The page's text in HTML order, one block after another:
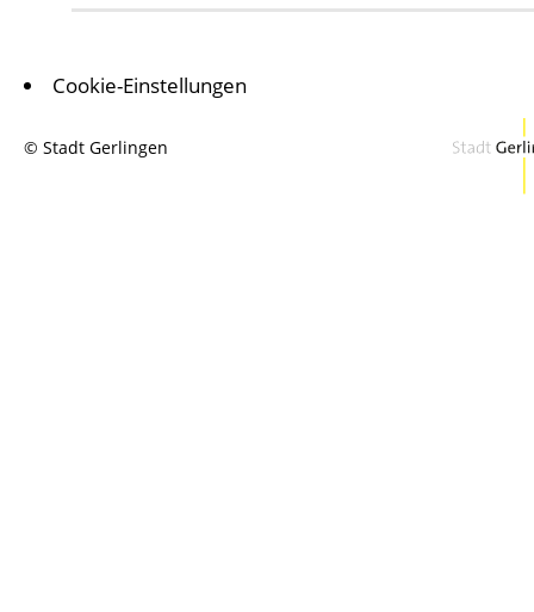
Cookie-Einstellungen
© Stadt Gerlingen